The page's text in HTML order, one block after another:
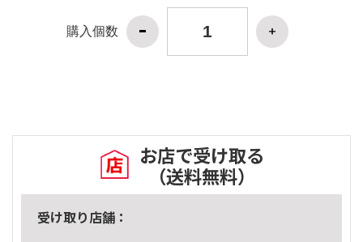
購入個数
お店で受け取る
（送料無料）
受け取り店舗：